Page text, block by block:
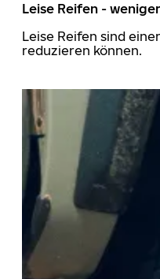
Leise Reifen -
Leise Reifen sind
reduzieren können.